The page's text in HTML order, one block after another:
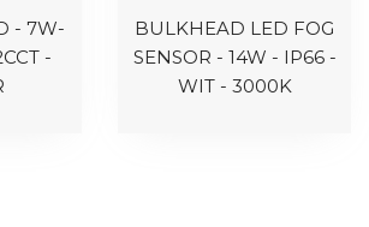
- 7W-
-
BULKHEAD LED FOG
SENSOR - 14W - IP66 -
WIT - 3000K